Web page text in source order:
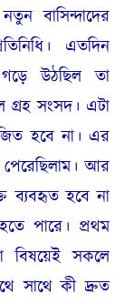
বাসিন্দাদের
এতদিন
গড়ে উঠছিল তা
গ্রহ সংসদ। এটা
হবে না। এর
আর
ব্যবহৃত হবে না
পারে। প্রথম
সকলে
সাথে কী দ্রুত